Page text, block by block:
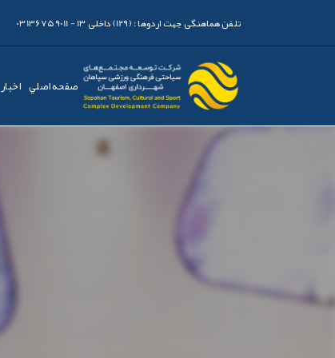
تلفن هماهنگی جهت اردوها :(129) داخلی 13 - 03136759011
صفحه اصلي اخبار